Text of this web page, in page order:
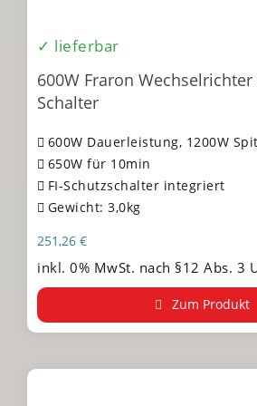
✓ lieferbar
600W Fraron Wechselrichter
Schalter
600W Dauerleistung, 1200W
650W für 10min
FI-Schutzschalter integriert
Gewicht: 3,0kg
251,26 €
inkl. 0% MwSt. nach §12 Abs. 3
Zum Produkt